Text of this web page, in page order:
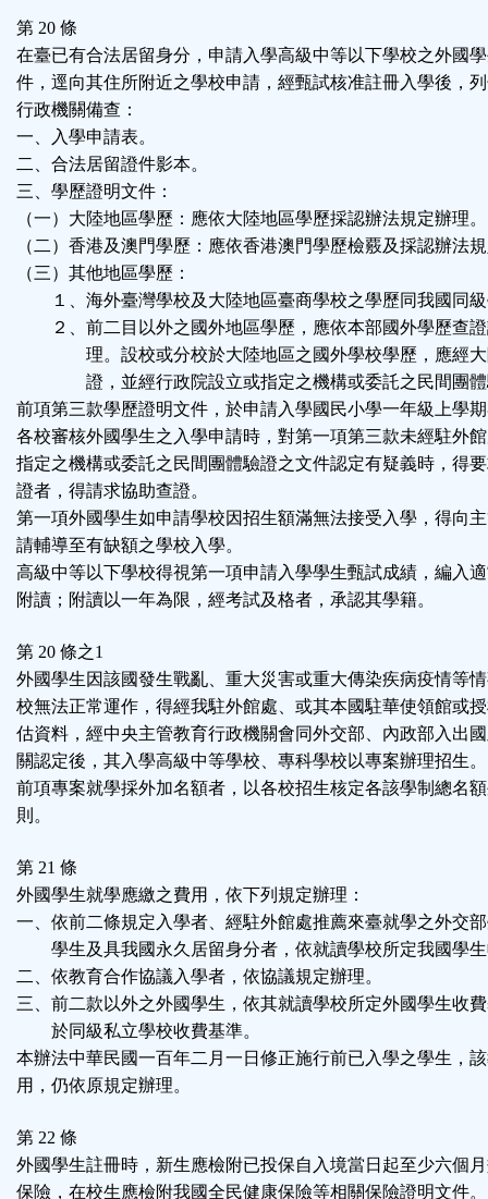
第 20 條
在臺已有合法居留身分，申請入學高級中等以下學校之外國
件，逕向其住所附近之學校申請，經甄試核准註冊入學後，
行政機關備查：
一、入學申請表。
二、合法居留證件影本。
三、學歷證明文件：
（一）大陸地區學歷：應依大陸地區學歷採認辦法規定辦理。
（二）香港及澳門學歷：應依香港澳門學歷檢覈及採認辦法
（三）其他地區學歷：
１、海外臺灣學校及大陸地區臺商學校之學歷同我國同級
２、前二目以外之國外地區學歷，應依本部國外學歷查證
理。設校或分校於大陸地區之國外學校學歷，應經大
證，並經行政院設立或指定之機構或委託之民間團體
前項第三款學歷證明文件，於申請入學國民小學一年級上學
各校審核外國學生之入學申請時，對第一項第三款未經駐外
指定之機構或委託之民間團體驗證之文件認定有疑義時，得
證者，得請求協助查證。
第一項外國學生如申請學校因招生額滿無法接受入學，得向
請輔導至有缺額之學校入學。
高級中等以下學校得視第一項申請入學學生甄試成績，編入
附讀；附讀以一年為限，經考試及格者，承認其學籍。
第 20 條之1
外國學生因該國發生戰亂、重大災害或重大傳染疾病疫情等
校無法正常運作，得經我駐外館處、或其本國駐華使領館或
估資料，經中央主管教育行政機關會同外交部、內政部入出
關認定後，其入學高級中等學校、專科學校以專案辦理招生。
前項專案就學採外加名額者，以各校招生核定各該學制總名
則。
第 21 條
外國學生就學應繳之費用，依下列規定辦理：
一、依前二條規定入學者、經駐外館處推薦來臺就學之外交
學生及具我國永久居留身分者，依就讀學校所定我國學生
二、依教育合作協議入學者，依協議規定辦理。
三、前二款以外之外國學生，依其就讀學校所定外國學生收
於同級私立學校收費基準。
本辦法中華民國一百年二月一日修正施行前已入學之學生，
用，仍依原規定辦理。
第 22 條
外國學生註冊時，新生應檢附已投保自入境當日起至少六個
保險，在校生應檢附我國全民健康保險等相關保險證明文件。